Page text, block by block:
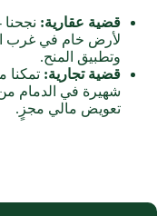
قضية عقارية:
لأرض خام في غرب
وتطبيق المنح.
قضية تجارية: تمكنا
شهيرة في الدمام
تعويض مالي مجزٍ.